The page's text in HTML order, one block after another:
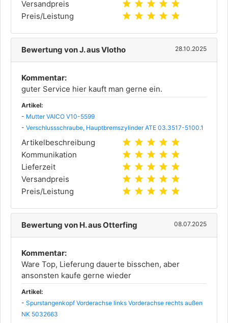
Versandpreis star star star star star
Preis/Leistung star star star star star
Bewertung von J. aus Vlotho 28.10.2025
Kommentar:
guter Service hier kauft man gerne ein.
Artikel:
- Mutter VAICO V10-5599
- Verschlussschraube, Hauptbremszylinder ATE 03.3517-5100.1
Artikelbeschreibung star star star star star
Kommunikation star star star star star
Lieferzeit star star star star star
Versandpreis star star star star star
Preis/Leistung star star star star star
Bewertung von H. aus Otterfing 08.07.2025
Kommentar:
Ware Top, Lieferung dauerte bisschen, aber
ansonsten kaufe gerne wieder
Artikel:
- Spurstangenkopf Vorderachse links Vorderachse rechts außen
NK 5032663